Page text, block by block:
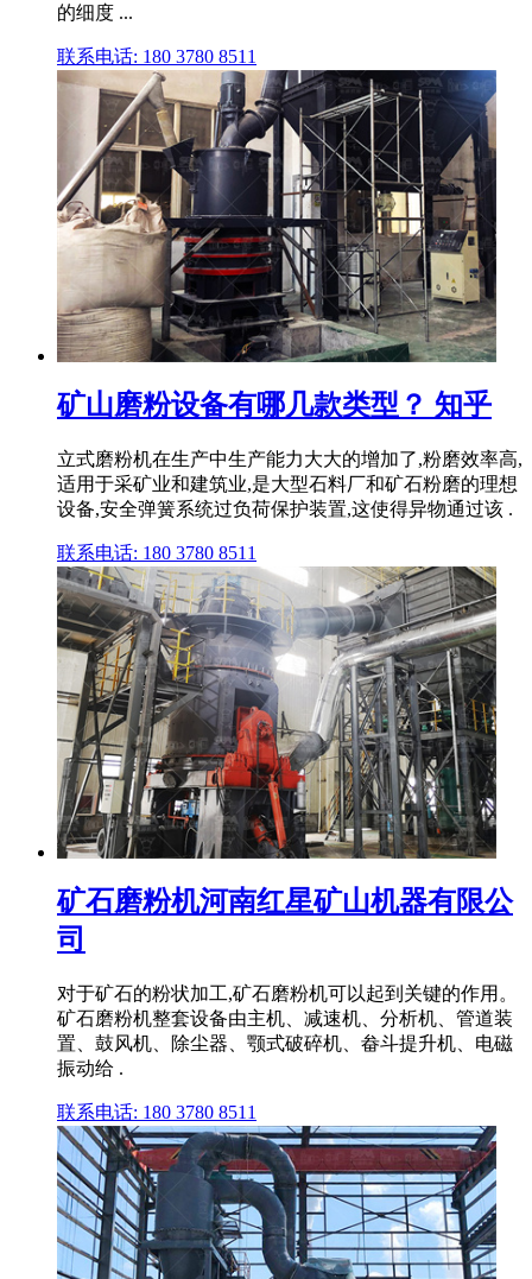
的细度 ...
联系电话: 180 3780 8511
矿山磨粉设备有哪几款类型？ 知乎
立式磨粉机在生产中生产能力大大的增加了,粉磨效率高,
适用于采矿业和建筑业,是大型石料厂和矿石粉磨的理想
设备,安全弹簧系统过负荷保护装置,这使得异物通过该 .
联系电话: 180 3780 8511
矿石磨粉机河南红星矿山机器有限公
司
对于矿石的粉状加工,矿石磨粉机可以起到关键的作用。
矿石磨粉机整套设备由主机、减速机、分析机、管道装
置、鼓风机、除尘器、颚式破碎机、畚斗提升机、电磁
振动给 .
联系电话: 180 3780 8511